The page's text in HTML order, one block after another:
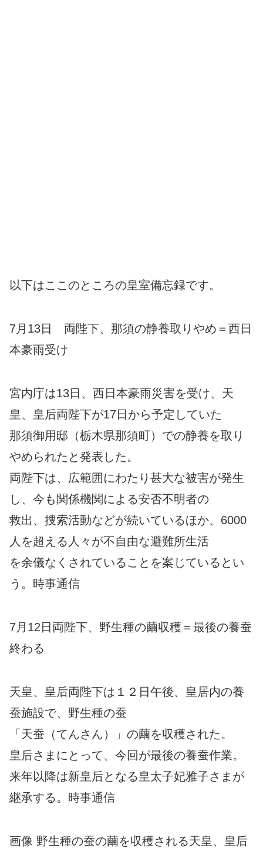
以下はここのところの皇室備忘録です。
7月13日 両陛下、那須の静養取りやめ＝西日
本豪雨受け
宮内庁は13日、西日本豪雨災害を受け、天
皇、皇后両陛下が17日から予定していた
那須御用邸（栃木県那須町）での静養を取り
やめられたと発表した。
両陛下は、広範囲にわたり甚大な被害が発生
し、今も関係機関による安否不明者の
救出、捜索活動などが続いているほか、6000
人を超える人々が不自由な避難所生活
を余儀なくされていることを案じているとい
う。時事通信
7月12日両陛下、野生種の繭収穫＝最後の養蚕
終わる
天皇、皇后両陛下は１２日午後、皇居内の養
蚕施設で、野生種の蚕
「天蚕（てんさん）」の繭を収穫された。
皇后さまにとって、今回が最後の養蚕作業。
来年以降は新皇后となる皇太子妃雅子さまが
継承する。時事通信
画像 野生種の蚕の繭を収穫される天皇、皇后